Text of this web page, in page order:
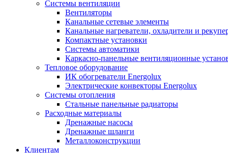
Системы вентиляции
Вентиляторы
Канальные сетевые элементы
Канальные нагреватели, охладители и
Компактные установки
Системы автоматики
Каркасно-панельные вентиляционные
Тепловое оборудование
ИК обогреватели Energolux
Электрические конвекторы Energolux
Системы отопления
Стальные панельные радиаторы
Расходные материалы
Дренажные насосы
Дренажные шланги
Металлоконструкции
Клиентам